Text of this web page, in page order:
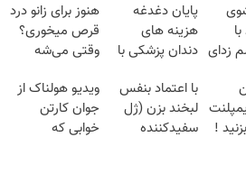
زدای
پایان دغدغه
هزینه های
دندان پزشکی با
خانگی
هنوز برای زانو درد
قرص میخوری؟
وقتی می‌شه
درمانش کرد؟؟؟؟
!
با اعتماد بنفس
لبخند بزن (ژل
سفیدکننده
ویدیو هولناک از
جوان کارتن
خوابی که